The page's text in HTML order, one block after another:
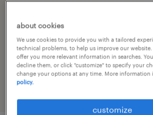
job category
warehousing & distribution
about cookies
We use cookies to provide you with a tailored
technical problems, to help us improve our website.
offer you more relevant information in searches.
decline them, or click "customize" to specify your
change your options at any time. More information
policy.
customize